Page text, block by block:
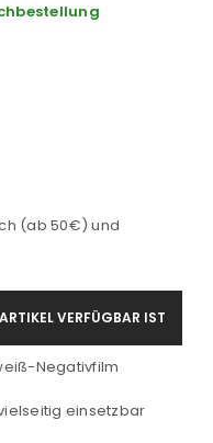
(ab 50€) und
VERFÜGBAR IST
Negativfilm
einsetzbar